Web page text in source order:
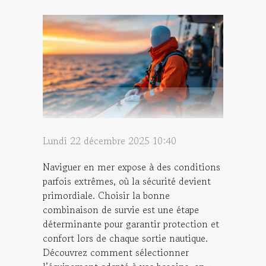
Lundi 22 décembre 2025 10:40
Naviguer en mer expose à des conditions
parfois extrêmes, où la sécurité devient
primordiale. Choisir la bonne
combinaison de survie est une étape
déterminante pour garantir protection et
confort lors de chaque sortie nautique.
Découvrez comment sélectionner